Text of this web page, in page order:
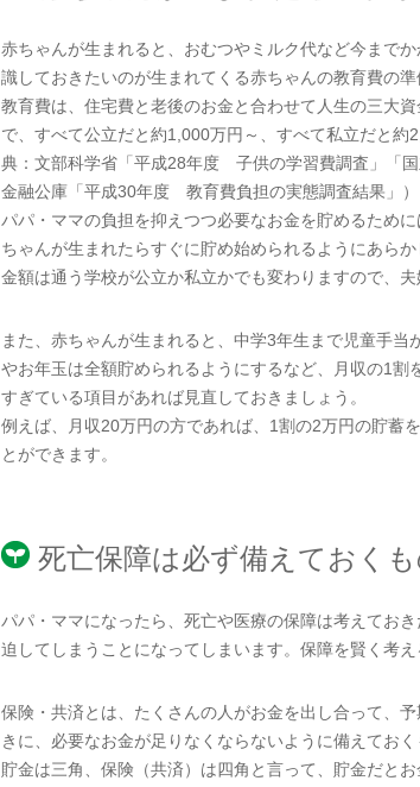
赤ちゃんが生まれると、おむつやミルク代など今まで
識しておきたいのが生まれてくる赤ちゃんの教育費の準
教育費は、住宅費と老後のお金と合わせて人生の三大
で、すべて公立だと約1,000万円～、すべて私立だと
典：文部科学省「平成28年度 子供の学習費調査」「
金融公庫「平成30年度 教育費負担の実態調査結果」）
パパ・ママの負担を抑えつつ必要なお金を貯めるため
ちゃんが生まれたらすぐに貯め始められるようにあら
金額は通う学校が公立か私立かでも変わりますので、
また、赤ちゃんが生まれると、中学3年生まで児童手
やお年玉は全額貯められるようにするなど、月収の1
すぎている項目があれば見直しておきましょう。
例えば、月収20万円の方であれば、1割の2万円の貯蓄
とができます。
死亡保障は必ず備えておくも
パパ・ママになったら、死亡や医療の保障は考えてお
迫してしまうことになってしまいます。保障を賢く考
保険・共済とは、たくさんの人がお金を出し合って、
きに、必要なお金が足りなくならないように備えておく
貯金は三角、保険（共済）は四角と言って、貯金だと